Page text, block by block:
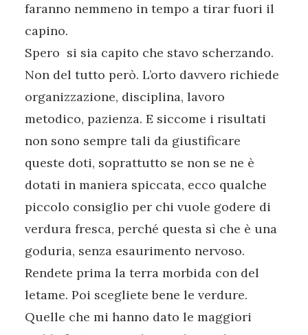
faranno nemmeno in tempo a tirar fuori il
capino.
Spero si sia capito che stavo scherzando.
Non del tutto però. L’orto davvero richiede
organizzazione, disciplina, lavoro
metodico, pazienza. E siccome i risultati
non sono sempre tali da giustificare
queste doti, soprattutto se non se ne è
dotati in maniera spiccata, ecco qualche
piccolo consiglio per chi vuole godere di
verdura fresca, perché questa sì che è una
goduria, senza esaurimento nervoso.
Rendete prima la terra morbida con del
letame. Poi scegliete bene le verdure.
Quelle che mi hanno dato le maggiori